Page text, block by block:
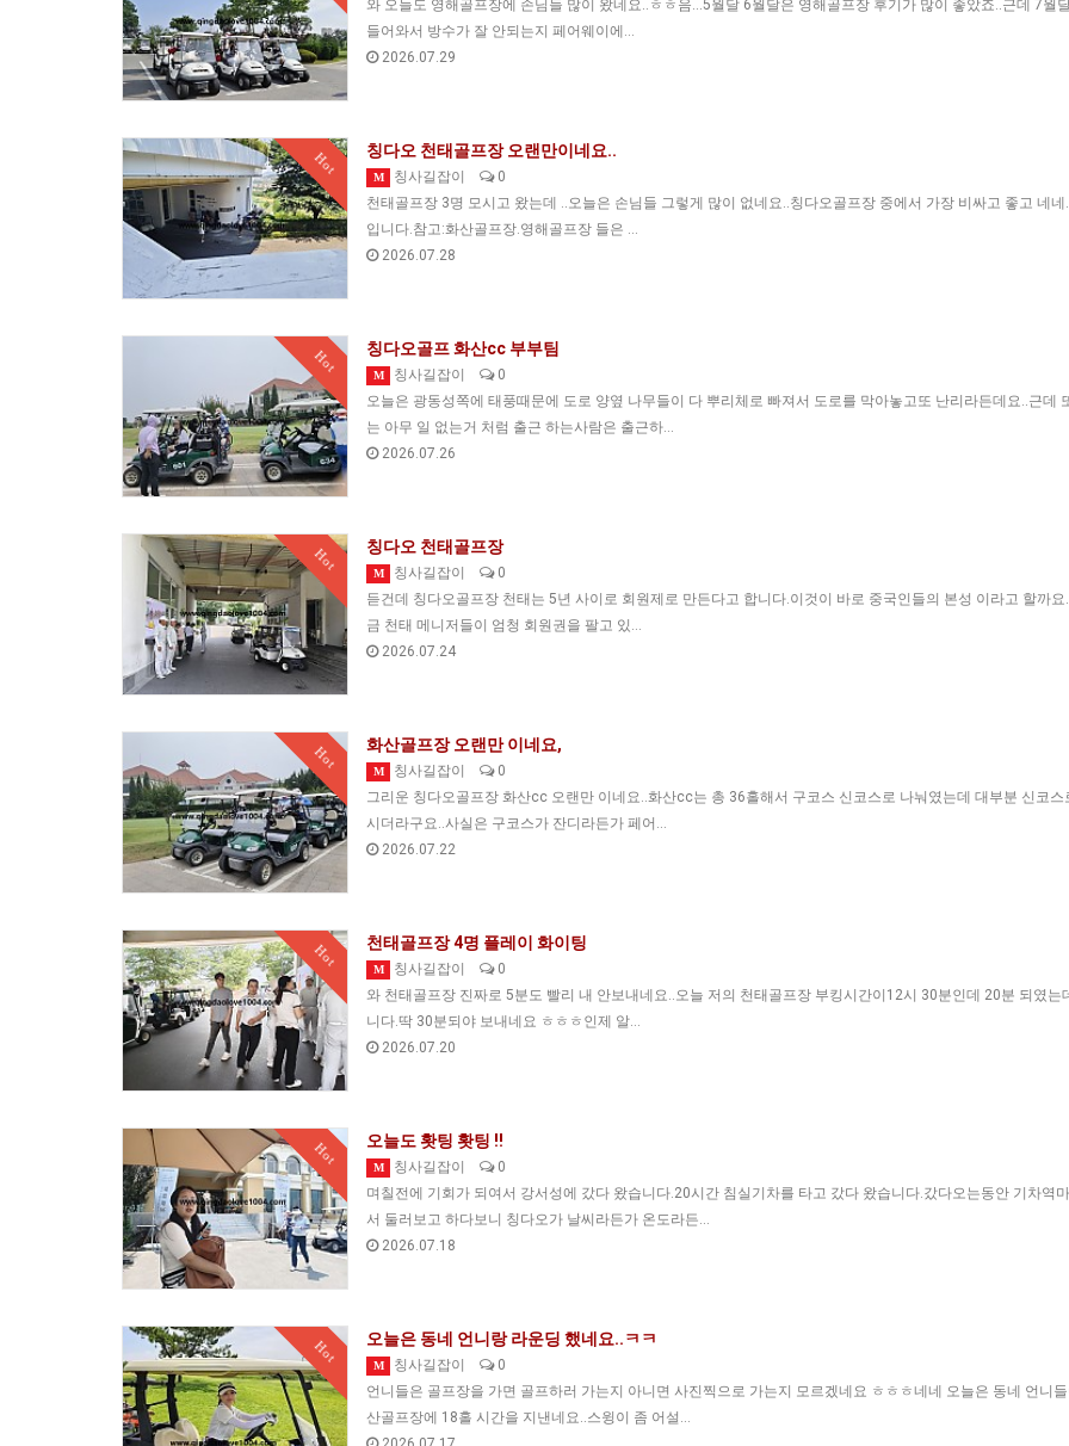
와 오늘도 영해골프장에 손님들 많이 왔네요..ㅎㅎ음...5월달 6월달은 영해골프장 후기가 많이 좋았죠..근데 7월
들어와서 방수가 잘 안되는지 페어웨이에…
2026.07.29
Hot 칭다오 천태골프장 오랜만이네요..
M 칭사길잡이
0
천태골프장 3명 모시고 왔는데 ..오늘은 손님들 그렇게 많이 없네요..칭다오골프장 중에서 가장 비싸고 좋고 네네
입니다.참고:화산골프장.영해골프장 들은 …
2026.07.28
Hot 칭다오골프 화산cc 부부팀
M 칭사길잡이
0
오늘은 광동성쪽에 태풍때문에 도로 양옆 나무들이 다 뿌리체로 빠져서 도로를 막아놓고또 난리라든데요..근데
는 아무 일 없는거 처럼 출근 하는사람은 출근하…
2026.07.26
Hot 칭다오 천태골프장
M 칭사길잡이
0
듣건데 칭다오골프장 천태는 5년 사이로 회원제로 만든다고 합니다.이것이 바로 중국인들의 본성 이라고 할까요
금 천태 메니저들이 엄청 회원권을 팔고 있…
2026.07.24
Hot 화산골프장 오랜만 이네요,
M 칭사길잡이
0
그리운 칭다오골프장 화산cc 오랜만 이네요..화산cc는 총 36홀해서 구코스 신코스로 나눠였는데 대부분 신코스
시더라구요..사실은 구코스가 잔디라든가 페어…
2026.07.22
Hot 천태골프장 4명 플레이 화이팅
M 칭사길잡이
0
와 천태골프장 진짜로 5분도 빨리 내 안보내네요..오늘 저의 천태골프장 부킹시간이12시 30분인데 20분 되였는
니다.딱 30분되야 보내네요 ㅎㅎㅎ인제 알…
2026.07.20
Hot 오늘도 홧팅 홧팅 !!
M 칭사길잡이
0
며칠전에 기회가 되여서 강서성에 갔다 왔습니다.20시간 침실기차를 타고 갔다 왔습니다.갔다오는동안 기차역
서 둘러보고 하다보니 칭다오가 날씨라든가 온도라든…
2026.07.18
Hot 오늘은 동네 언니랑 라운딩 했네요..ㅋㅋ
M 칭사길잡이
0
언니들은 골프장을 가면 골프하러 가는지 아니면 사진찍으로 가는지 모르겠네요 ㅎㅎㅎ네네 오늘은 동네 언니
산골프장에 18홀 시간을 지낸네요..스윙이 좀 어설…